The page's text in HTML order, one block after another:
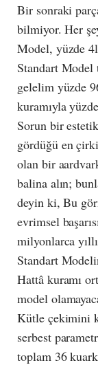
Bir sonraki
bilmiyor. Her
Model, yüzde
Standart Model
gelelim yüzde
kuramıyla
Sorun bir
gördüğü en
olan bir
balina alın;
deyin ki, Bu
evrimsel
milyonlarca
Standart
Hattâ kuramı
model
Kütle çekimini
serbest
toplam 36